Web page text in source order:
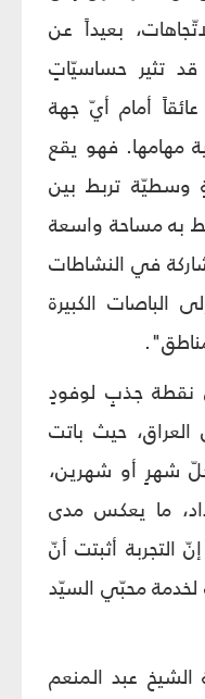
بعيداً عن
قد تثير حساسيّاتٍ
أمام أيّ جهة
مهامها. فهو يقع
وسطيّة تربط بين
به مساحة واسعة
في النشاطات
الباصات الكبيرة
نقطة جذبٍ لوفودٍ
حيث باتت
كلّ شهرٍ أو شهرين،
ما يعكس مدى
التجربة أثبتت أنّ
لخدمة محبّي السيّد
عبد المنعم